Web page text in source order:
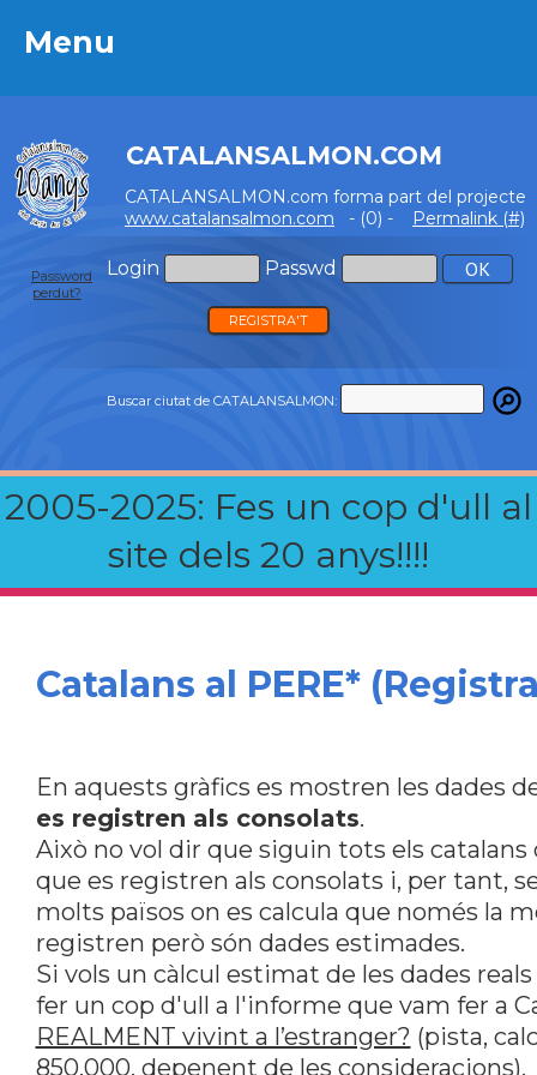
Menu
CATALANSALMON.COM
CATALANSALMON.com forma part del projecte
www.catalansalmon.com - (0) - Permalink (#)
Login Passwd
Password
perdut?
REGISTRA'T
Buscar ciutat de CATALANSALMON:
2005-2025: Fes un cop d'ull al
site dels 20 anys!!!!
Menu
Catalans al PERE*
En aquests gràfics es mostren les dades
es registren als consolats.
Això no vol dir que siguin tots els
que es registren als consolats i, per tant,
molts països on es calcula que només la
registren però són dades estimades.
Si vols un càlcul estimat de les dades
fer un cop d'ull a l'informe que vam fer a
REALMENT vivint a l’estranger? (pista,
850.000, depenent de les consideracions).